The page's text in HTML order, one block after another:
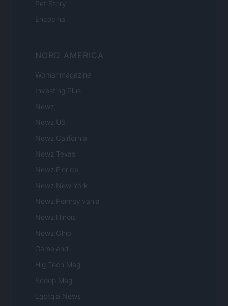
Pet Story
Encocina
NORD AMERICA
Womanmagazine
Investing Plus
Newz
Newz US
Newz California
Newz Texas
Newz Florida
Newz New York
Newz Pennsylvania
Newz Illinois
Newz Ohio
Gameland
Hig Tech Mag
Scoop Mag
Lgbtqia News